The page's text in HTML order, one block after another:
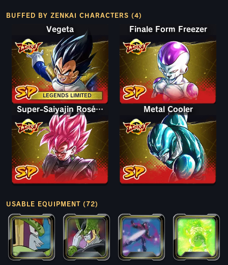
BUFFED BY ZENKAI CHARACTERS (4)
LEGENDS LIMITED
Vegeta Finale Form Freezer
Super-Saiyajin Rosé Goku Black Metal Cooler
USABLE EQUIPMENT (72)